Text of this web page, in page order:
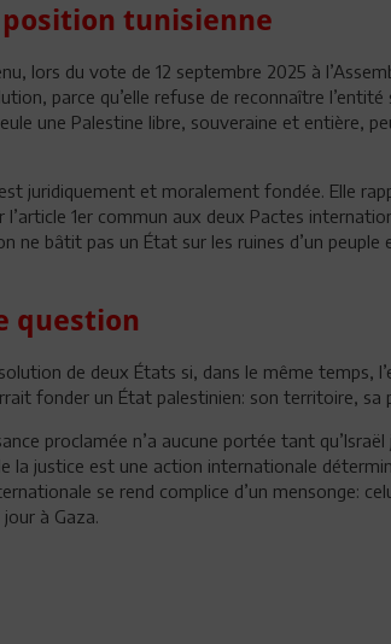
position tunisienne
lors du vote de 12 septembre 2025 à
parce qu’elle refuse de reconnaître
une Palestine libre, souveraine et entière,
juridiquement et moralement fondée. Elle
l’article 1er commun aux deux Pactes
ne bâtit pas un État sur les ruines d’un
question
de deux États si, dans le même temps,
fonder un État palestinien: son territoire, sa
proclamée n’a aucune portée tant
la justice est une action internationale
se rend complice d’un mensonge:
à Gaza.